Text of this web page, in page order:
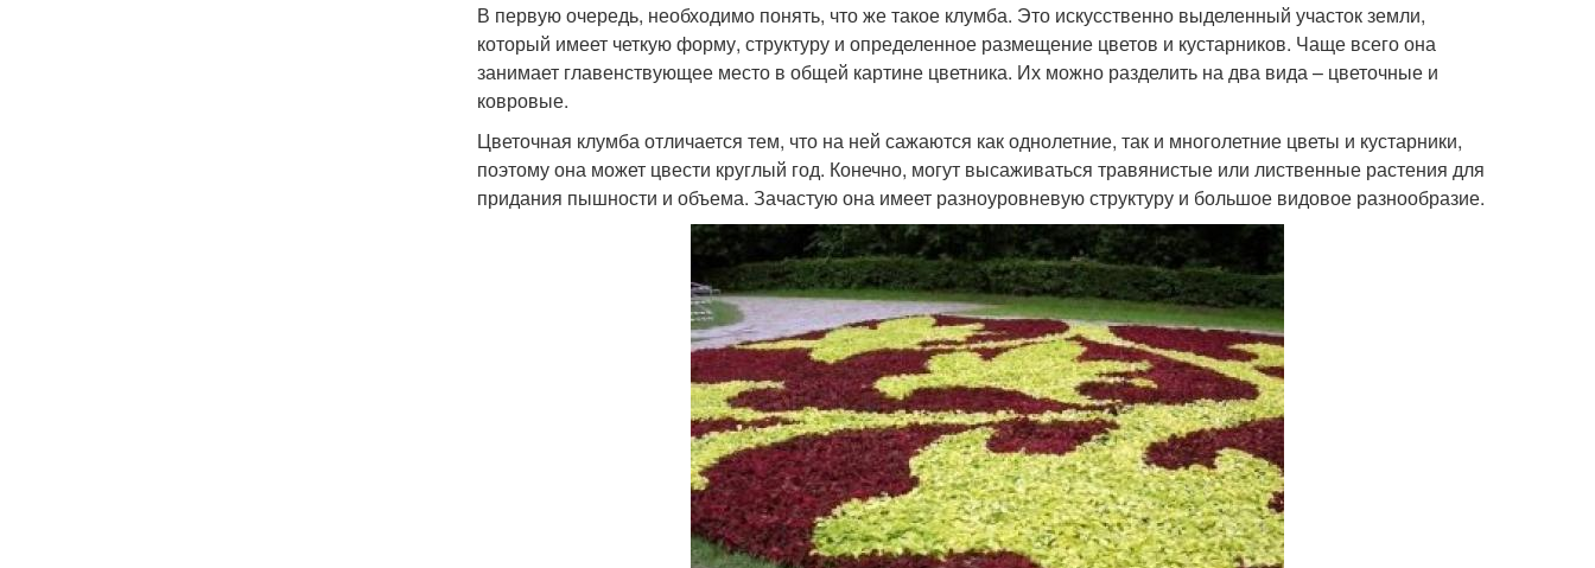
В первую очередь, необходимо понять, что же такое клумба. Это искусственно выделенный участок земли,
который имеет четкую форму, структуру и определенное размещение цветов и кустарников. Чаще всего она
занимает главенствующее место в общей картине цветника. Их можно разделить на два вида – цветочные и
ковровые.
Цветочная клумба отличается тем, что на ней сажаются как однолетние, так и многолетние цветы и кустарники,
поэтому она может цвести круглый год. Конечно, могут высаживаться травянистые или лиственные растения для
придания пышности и объема. Зачастую она имеет разноуровневую структуру и большое видовое разнообразие.